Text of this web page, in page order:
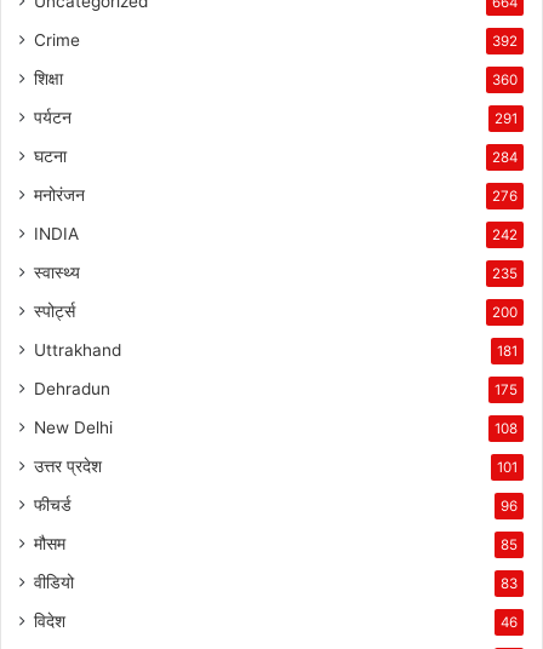
Crime 392
शिक्षा 360
पर्यटन 291
घटना 284
मनोरंजन 276
INDIA 242
स्वास्थ्य 235
स्पोर्ट्स 200
Uttrakhand 181
Dehradun 175
New Delhi 108
उत्तर प्रदेश 101
फीचर्ड 96
मौसम 85
वीडियो 83
विदेश 46